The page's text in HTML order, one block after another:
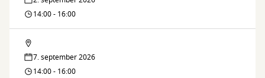
14:00 - 16:00
Lektiecaféen
7. september 2026
14:00 - 16:00